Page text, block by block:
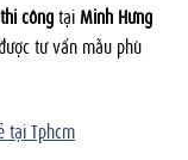
côngtạiMinh Hưng
tư vấn mẫu phù
tại Tphcm